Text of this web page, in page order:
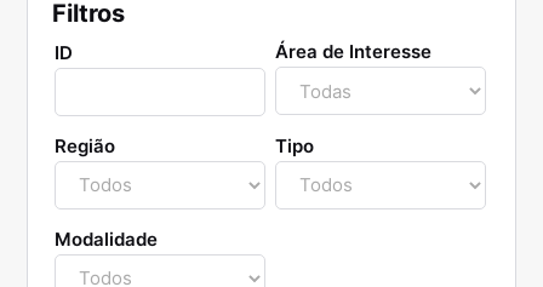
Filtros
ID Área de Interesse
Região Tipo
Modalidade